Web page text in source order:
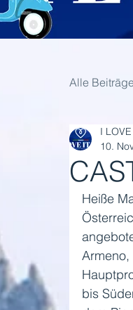
Alle Beiträge
I LOVE
10.
Heiße
bis